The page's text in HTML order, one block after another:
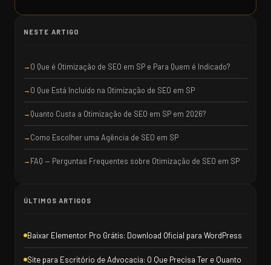
NESTE ARTIGO
O Que é Otimização de SEO em SP e Para Quem é Indicado?
O Que Está Incluído na Otimização de SEO em SP
Quanto Custa a Otimização de SEO em SP em 2026?
Como Escolher uma Agência de SEO em SP
FAQ — Perguntas Frequentes sobre Otimização de SEO em SP
ÚLTIMOS ARTIGOS
Baixar Elementor Pro Grátis: Download Oficial para WordPress
Site para Escritório de Advocacia: O Que Precisa Ter e Quanto